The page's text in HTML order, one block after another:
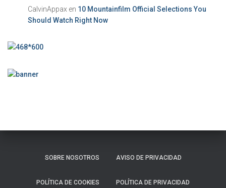
CalvinAppax en 10 Mountainfilm Official Selections You
Should Watch Right Now
SOBRE NOSOTROS AVISO DE PRIVACIDAD
POLÍTICA DE COOKIES POLÍTICA DE PRIVACIDAD